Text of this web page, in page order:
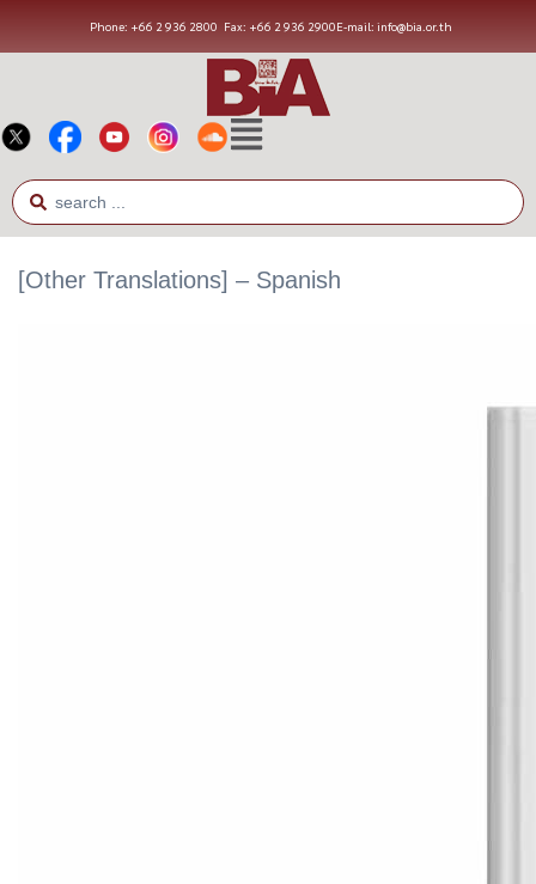
Phone: +66 2 936 2800 Fax: +66 2 936 2900E-mail: info@bia.or.th
[Other Translations] – Spanish